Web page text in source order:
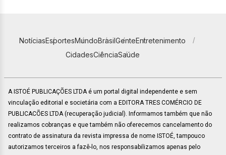
NotíciasEsportesMundoBrasilGenteEntretenimento
CidadesCiênciaSaúde
A ISTOÉ PUBLICAÇÕES LTDA é um portal digital independente e sem
vinculação editorial e societária com a EDITORA TRES COMÉRCIO DE
PUBLICACÕES LTDA (recuperação judicial). Informamos também que não
realizamos cobranças e que também não oferecemos cancelamento do
contrato de assinatura da revista impressa de nome ISTOÉ, tampouco
autorizamos terceiros a fazê-lo, nos responsabilizamos apenas pelo